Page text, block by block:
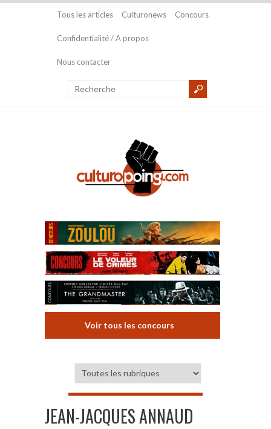
Tous les articles Culturonews Concours
Confidentialité / A propos
Nous contacter
Voir tous les concours
JEAN-JACQUES ANNAUD